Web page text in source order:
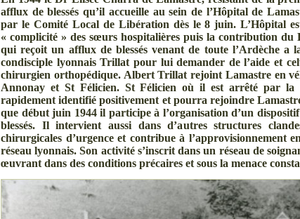
afflux de blessés qu’il accueille au sein de l’Hôpital de
par le Comité Local de Libération dès le 8 juin. L’Hôpital
« complicité » des sœurs hospitalières puis la contribution
qui reçoit un afflux de blessés venant de toute l’Ardèche a
condisciple lyonnais Trillat pour lui demander de l’aide et
chirurgien orthopédique. Albert Trillat rejoint Lamastre en
Annonay et St Félicien. St Félicien où il est arrêté par la
rapidement identifié positivement et pourra rejoindre
que début juin 1944 il participe à l’organisation d’un
blessés. Il intervient aussi dans d’autres structures
chirurgicales d’urgence et contribue à l’approvisionnement
réseau lyonnais. Son activité s’inscrit dans un réseau de
œuvrant dans des conditions précaires et sous la menace